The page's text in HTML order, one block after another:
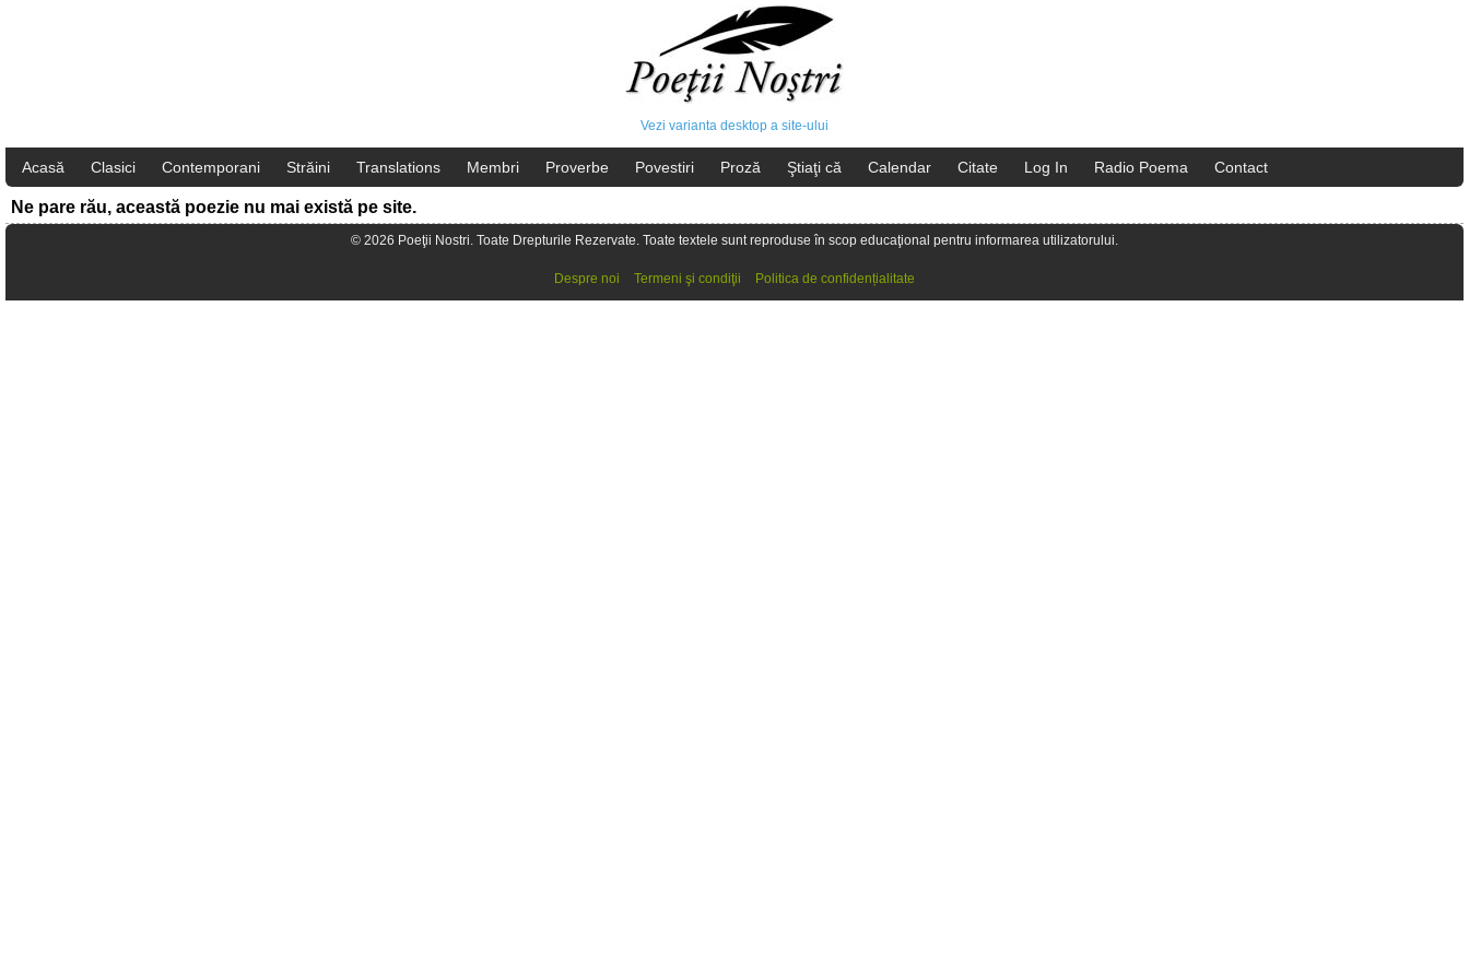
Vezi varianta desktop a site-ului
Acasă Clasici Contemporani Străini Translations Membri Proverbe Povestiri Proză Ştiaţi că Calendar Citate Log In Radio Poema Contact
Ne pare rău, această poezie nu mai există pe site.
© 2026 Poeţii Nostri. Toate Drepturile Rezervate. Toate textele sunt reproduse în scop educaţional pentru informarea utilizatorului.
Despre noi Termeni şi condiţii Politica de confidențialitate